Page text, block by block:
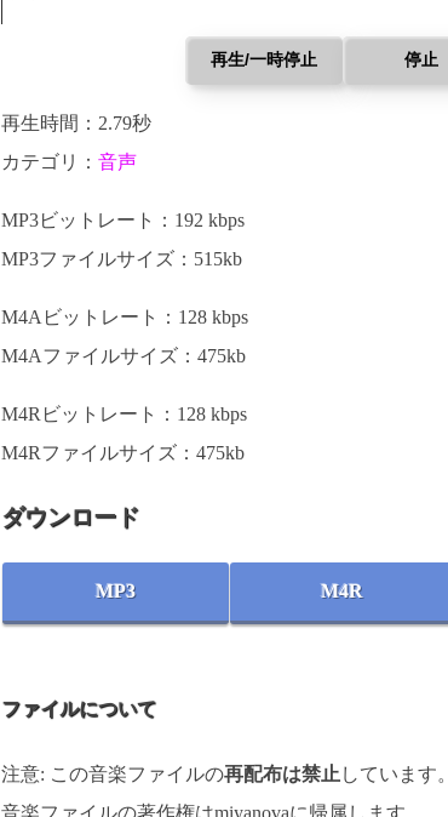
再生/一時停止 停止
再生時間：2.79秒
カテゴリ： 音声
MP3ビットレート：192 kbps
MP3ファイルサイズ：515kb
M4Aビットレート：128 kbps
M4Aファイルサイズ：475kb
M4Rビットレート：128 kbps
M4Rファイルサイズ：475kb
ダウンロード
MP3 M4R
ファイルについて
注意: この音楽ファイルの再配布は禁止 しています。
音楽ファイルの著作権はmiyanovaに帰属します。